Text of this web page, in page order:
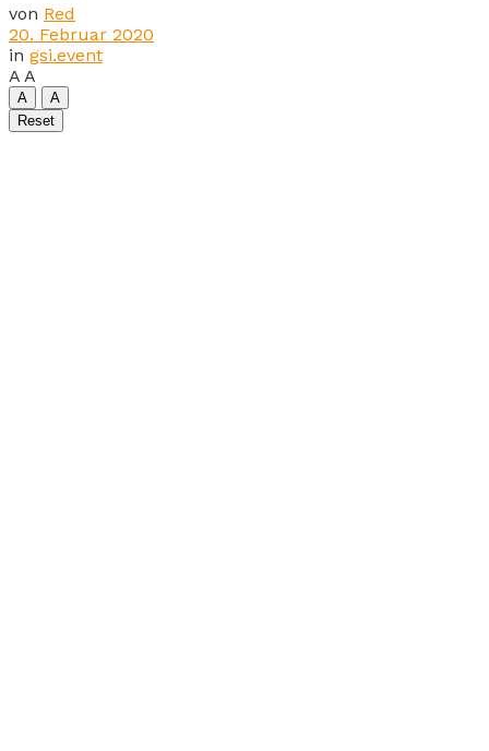
von Red
20. Februar 2020
in gsi.event
A A
A
A
Reset